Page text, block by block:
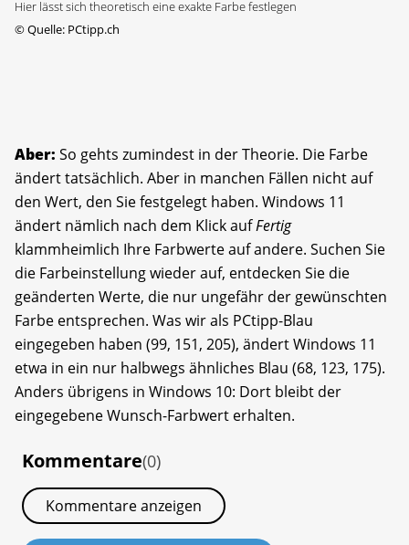
Hier lässt sich theoretisch eine exakte Farbe festlegen
©Quelle: PCtipp.ch
Aber: So gehts zumindest in der Theorie. Die Farbe
ändert tatsächlich. Aber in manchen Fällen nicht auf
den Wert, den Sie festgelegt haben. Windows 11
ändert nämlich nach dem Klick aufFertig
klammheimlich Ihre Farbwerte auf andere. Suchen Sie
die Farbeinstellung wieder auf, entdecken Sie die
geänderten Werte, die nur ungefähr der gewünschten
Farbe entsprechen. Was wir als PCtipp-Blau
eingegeben haben (99, 151, 205), ändert Windows 11
etwa in ein nur halbwegs ähnliches Blau (68, 123, 175).
Anders übrigens in Windows 10: Dort bleibt der
eingegebene Wunsch-Farbwert erhalten.
Kommentare(0)
Kommentare anzeigen